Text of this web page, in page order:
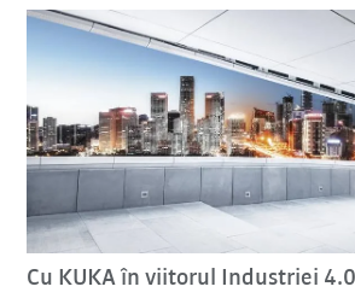
Cu KUKA în viitorul Industriei 4.0